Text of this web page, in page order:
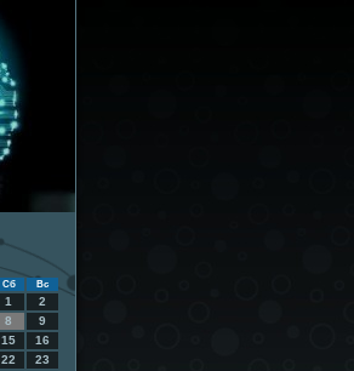
Сб Вс
1
2
8
9
15
16
22
23